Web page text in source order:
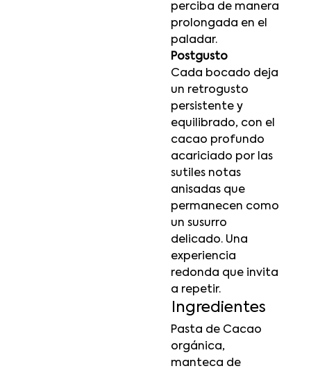
perciba de manera
prolongada en el
paladar.
Postgusto
Cada bocado deja
un retrogusto
persistente y
equilibrado, con el
cacao profundo
acariciado por las
sutiles notas
anisadas que
permanecen como
un susurro
delicado. Una
experiencia
redonda que invita
a repetir.
Ingredientes
Pasta de Cacao
orgánica,
manteca de